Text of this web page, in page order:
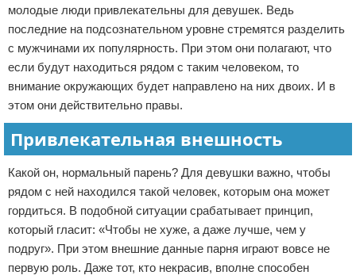
молодые люди привлекательны для девушек. Ведь
последние на подсознательном уровне стремятся разделить
с мужчинами их популярность. При этом они полагают, что
если будут находиться рядом с таким человеком, то
внимание окружающих будет направлено на них двоих. И в
этом они действительно правы.
Привлекательная внешность
Какой он, нормальный парень? Для девушки важно, чтобы
рядом с ней находился такой человек, которым она может
гордиться. В подобной ситуации срабатывает принцип,
который гласит: «Чтобы не хуже, а даже лучше, чем у
подруг». При этом внешние данные парня играют вовсе не
первую роль. Даже тот, кто некрасив, вполне способен